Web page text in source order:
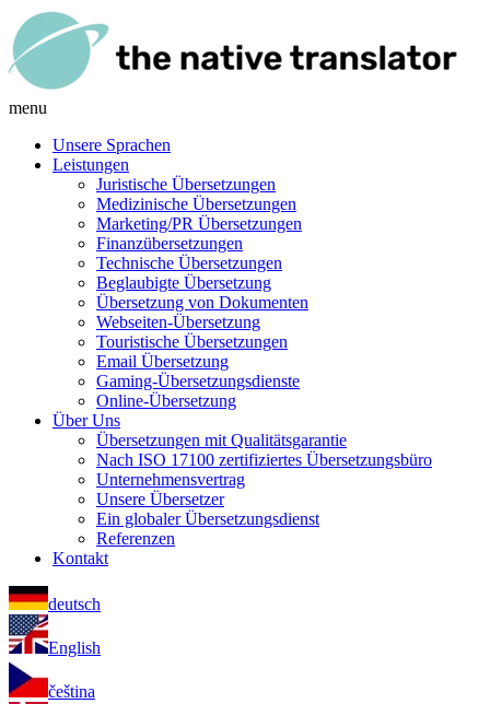
menu
Unsere Sprachen
Leistungen
Juristische Übersetzungen
Medizinische Übersetzungen
Marketing/PR Übersetzungen
Finanzübersetzungen
Technische Übersetzungen
Beglaubigte Übersetzung
Übersetzung von Dokumenten
Webseiten-Übersetzung
Touristische Übersetzungen
Email Übersetzung
Gaming-Übersetzungsdienste
Online-Übersetzung
Über Uns
Übersetzungen mit Qualitätsgarantie
Nach ISO 17100 zertifiziertes Übersetzungsbüro
Unternehmensvertrag
Unsere Übersetzer
Ein globaler Übersetzungsdienst
Referenzen
Kontakt
deutsch
English
čeština